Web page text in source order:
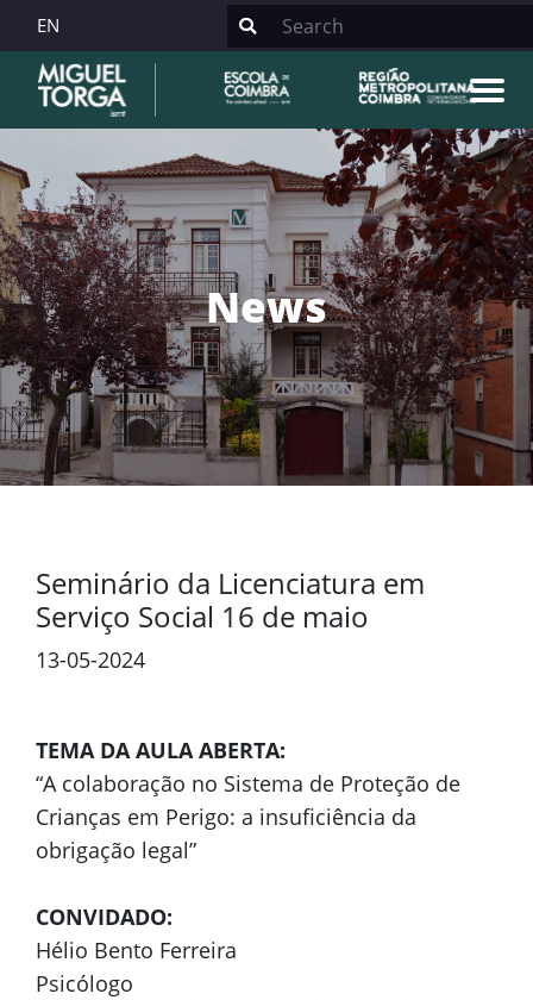
EN
News
Seminário da Licenciatura em
Serviço Social 16 de maio
13-05-2024
TEMA DA AULA ABERTA:
“A colaboração no Sistema de Proteção de
Crianças em Perigo: a insuficiência da
obrigação legal”
CONVIDADO:
Hélio Bento Ferreira
Psicólogo